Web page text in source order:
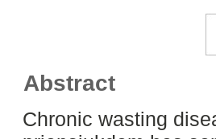
Abstract
Chronic wasting